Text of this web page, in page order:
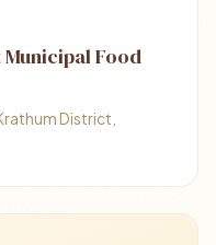
Food
District,